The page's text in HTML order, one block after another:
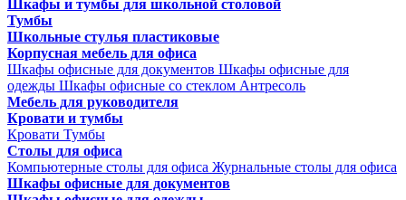
Шкафы и тумбы для школьной столовой
Тумбы
Школьные стулья пластиковые
Корпусная мебель для офиса
Шкафы офисные для документов Шкафы офисные для
одежды Шкафы офисные со стеклом Антресоль
Мебель для руководителя
Кровати и тумбы
Кровати Тумбы
Столы для офиса
Компьютерные столы для офиса Журнальные столы для офиса
Шкафы офисные для документов